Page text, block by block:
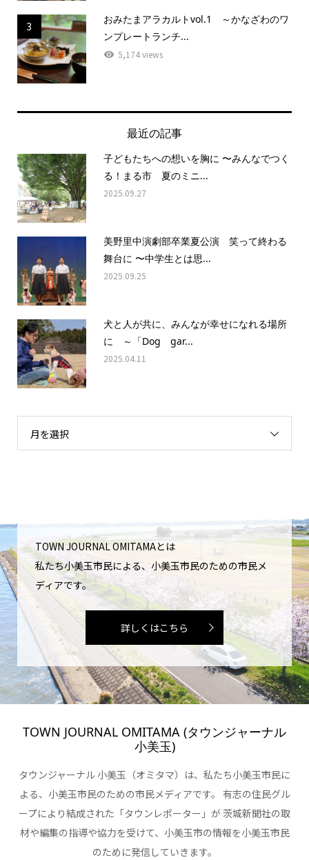
3
おみたまアラカルトvol.1 ～かなざわのワ
ンプレートランチ...
5,174 views
最近の記事
子どもたちへの想いを胸に 〜みんなでつく
る！まる市 夏のミニ...
2025.09.27
美野里中演劇部卒業夏公演 笑って終わる
舞台に 〜中学生とは思...
2025.09.25
犬と人が共に、みんなが幸せになれる場所
に ～「Dog gar...
2025.04.11
月を選択
TOWN JOURNAL OMITAMAとは
私たち小美玉市民による、小美玉市民のための市民メ
ディアです。
詳しくはこちら
TOWN JOURNAL OMITAMA (タウンジャーナル
小美玉)
タウンジャーナル 小美玉（オミタマ）は、私たち小美玉市民に
よる、小美玉市民のための市民メディアです。 有志の住民グル
ープにより結成された「タウンレポーター」が 茨城新聞社の取
材や編集の指導や協力を受けて、小美玉市の情報を小美玉市民
のために発信していきます。